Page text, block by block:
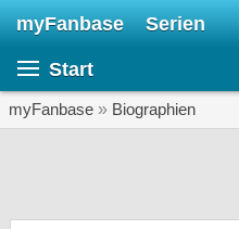
myFanbase Serien
Start
myFanbase » Biographien